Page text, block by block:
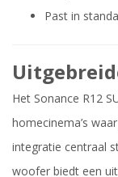
Past in
Het Sonance R12
homecinema’s
integratie centraal
woofer biedt een